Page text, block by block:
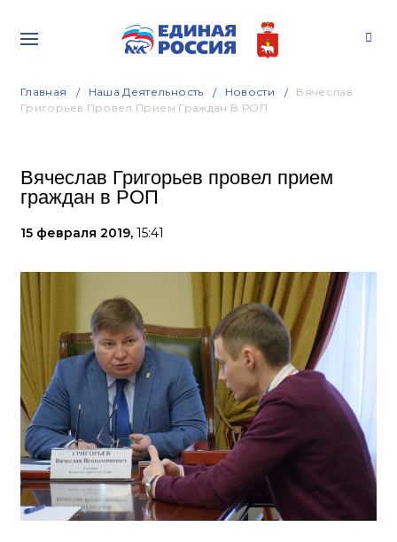
Главная Наша Деятельность Новости
Вячеслав
Григорьев Провел Прием Граждан В РОП
Вячеслав Григорьев провел прием
граждан в РОП
15 февраля 2019, 15:41